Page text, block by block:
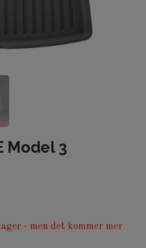
Model 3
- men det kommer mer